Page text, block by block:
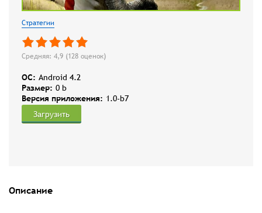
Стратегии
Средняя: 4,9 (128 оценок)
OC: Android 4.2
Размер: 0 b
Версия приложения: 1.0-b7
Загрузить
Описание